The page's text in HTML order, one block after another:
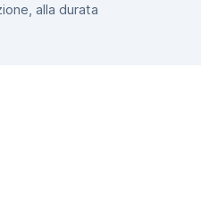
alla durata